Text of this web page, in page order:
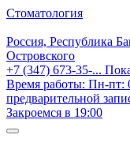
Стоматология
Россия, Республика
Островского
+7 (347) 673-35-...
Время работы: Пн-пт:
предварительной
Закроемся в 19:00